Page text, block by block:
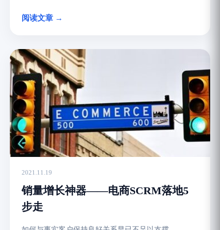
阅读文章 →
2021.11.19
销量增长神器——电商SCRM落地5
步走